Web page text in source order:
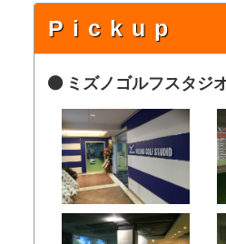
Pickup
ミズノゴルフスタジ